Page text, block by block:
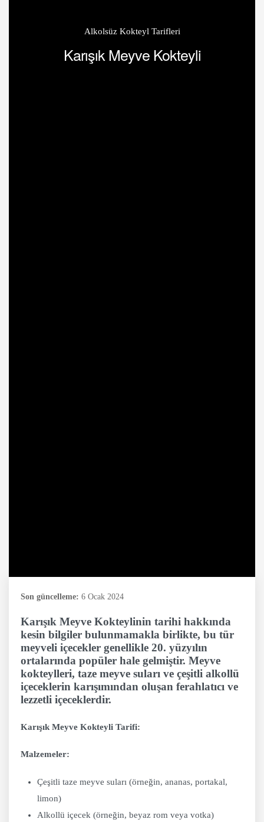
Alkolsüz Kokteyl Tarifleri
Karışık Meyve Kokteyli
Son güncelleme: 6 Ocak 2024
Karışık Meyve Kokteylinin tarihi hakkında
kesin bilgiler bulunmamakla birlikte, bu tür
meyveli içecekler genellikle 20. yüzyılın
ortalarında popüler hale gelmiştir. Meyve
kokteylleri, taze meyve suları ve çeşitli alkollü
içeceklerin karışımından oluşan ferahlatıcı ve
lezzetli içeceklerdir.
Karışık Meyve Kokteyli Tarifi:
Malzemeler:
Çeşitli taze meyve suları (örneğin, ananas, portakal,
limon)
Alkollü içecek (örneğin, beyaz rom veya votka)